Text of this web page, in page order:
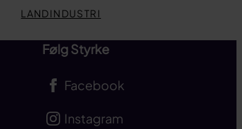
LANDINDUSTRI
Følg Styrke
Facebook
Instagram